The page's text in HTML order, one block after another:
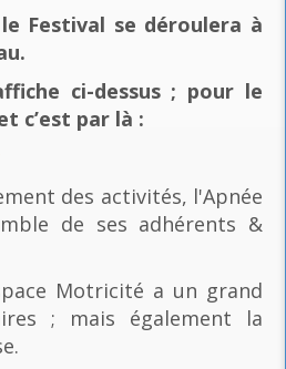
Festival se déroulera à
ci-dessus ; pour le
c’est par là :
des activités, l'Apnée
de ses adhérents &
Motricité a un grand
; mais également la